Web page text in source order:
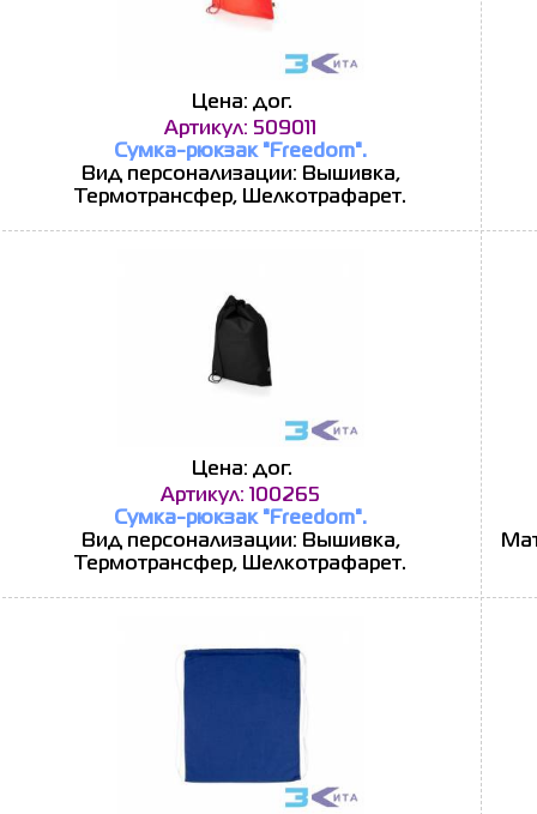
Цена: дог.
Артикул: 509011
Сумка-рюкзак "Freedom".
Вид персонализации: Вышивка,
Термотрансфер, Шелкотрафарет.
Цена: дог.
Артикул: 100265
Сумка-рюкзак "Freedom".
Вид персонализации: Вышивка,
Термотрансфер, Шелкотрафарет.